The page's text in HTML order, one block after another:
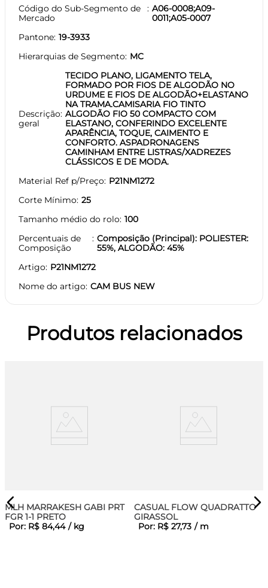
Código do Sub-Segmento de
Mercado
A06-0008;A09-
0011;A05-0007
Pantone 19-3933
Hierarquias de Segmento MC
Descrição
geral
TECIDO PLANO, LIGAMENTO TELA,
FORMADO POR FIOS DE ALGODÃO NO
URDUME E FIOS DE ALGODÃO+ELASTANO
NA TRAMA.CAMISARIA FIO TINTO
ALGODÃO FIO 50 COMPACTO COM
ELASTANO, CONFERINDO EXCELENTE
APARÊNCIA, TOQUE, CAIMENTO E
CONFORTO. ASPADRONAGENS
CAMINHAM ENTRE LISTRAS/XADREZES
CLÁSSICOS E DE MODA.
Material Ref p/Preço P21NM1272
Corte Mínimo 25
Tamanho médio do rolo 100
Percentuais de
Composição
Composição (Principal): POLIESTER:
55%, ALGODÃO: 45%
Artigo P21NM1272
Nome do artigo CAM BUS NEW
Produtos relacionados
MLH MARRAKESH GABI PRT
FGR 1-1 PRETO
Por: R$ 84,44 / kg
CASUAL FLOW QUADRATTO
GIRASSOL
Por: R$ 27,73 / m